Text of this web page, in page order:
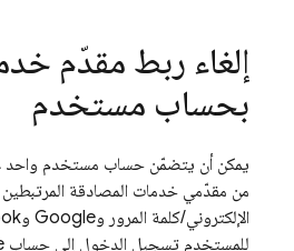
إلغاء ربط مقدّم
بحساب مستخدم
من مقدّمي خدمات المصادقة المرتبطين